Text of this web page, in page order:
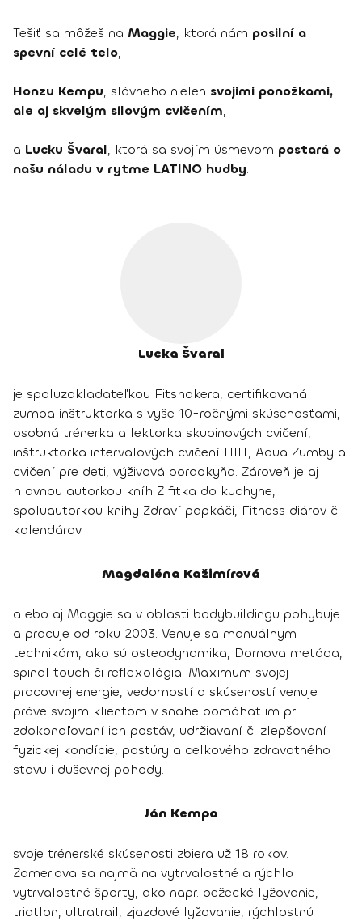
Tešiť sa môžeš na Maggie, ktorá nám posilní a
spevní celé telo,
Honzu Kempu, slávneho nielen svojimi ponožkami,
ale aj skvelým silovým cvičením,
a Lucku Švaral, ktorá sa svojím úsmevom postará o
našu náladu v rytme LATINO hudby.
Lucka Švaral
je spoluzakladateľkou Fitshakera, certifikovaná
zumba inštruktorka s vyše 10-ročnými skúsenosťami,
osobná trénerka a lektorka skupinových cvičení,
inštruktorka intervalových cvičení HIIT, Aqua Zumby a
cvičení pre deti, výživová poradkyňa. Zároveň je aj
hlavnou autorkou kníh Z fitka do kuchyne,
spoluautorkou knihy Zdraví papkáči, Fitness diárov či
kalendárov.
Magdaléna Kažimírová
alebo aj Maggie sa v oblasti bodybuildingu pohybuje
a pracuje od roku 2003. Venuje sa manuálnym
technikám, ako sú osteodynamika, Dornova metóda,
spinal touch či reflexológia. Maximum svojej
pracovnej energie, vedomostí a skúseností venuje
práve svojim klientom v snahe pomáhať im pri
zdokonaľovaní ich postáv, udržiavaní či zlepšovaní
fyzickej kondície, postúry a celkového zdravotného
stavu i duševnej pohody.
Ján Kempa
svoje trénerské skúsenosti zbiera už 18 rokov.
Zameriava sa najmä na vytrvalostné a rýchlo
vytrvalostné športy, ako napr. bežecké lyžovanie,
triatlon, ultratrail, zjazdové lyžovanie, rýchlostnú